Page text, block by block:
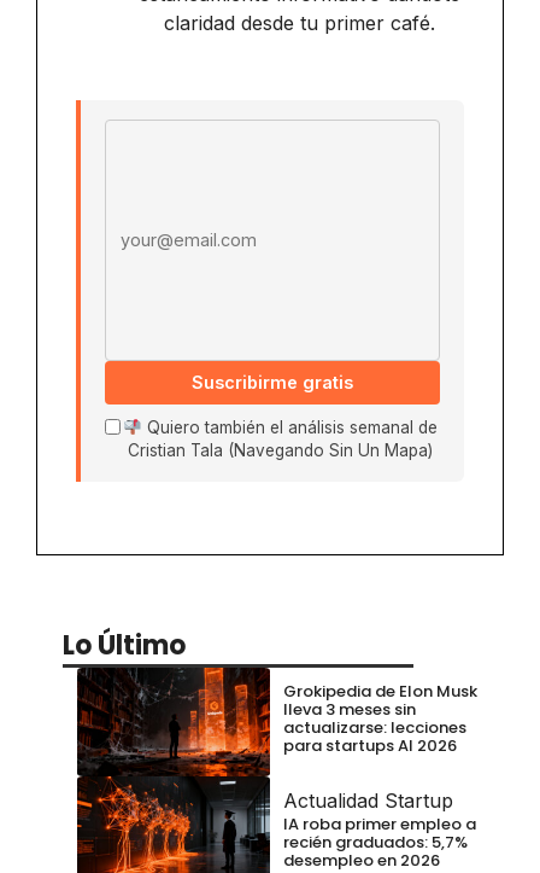
claridad desde tu primer café.
Suscribirme gratis
Quiero también el análisis semanal de
Cristian Tala (Navegando Sin Un Mapa)
Lo Último
Grokipedia de Elon Musk
lleva 3 meses sin
actualizarse: lecciones
para startups AI 2026
Actualidad Startup
IA roba primer empleo a
recién graduados: 5,7%
desempleo en 2026